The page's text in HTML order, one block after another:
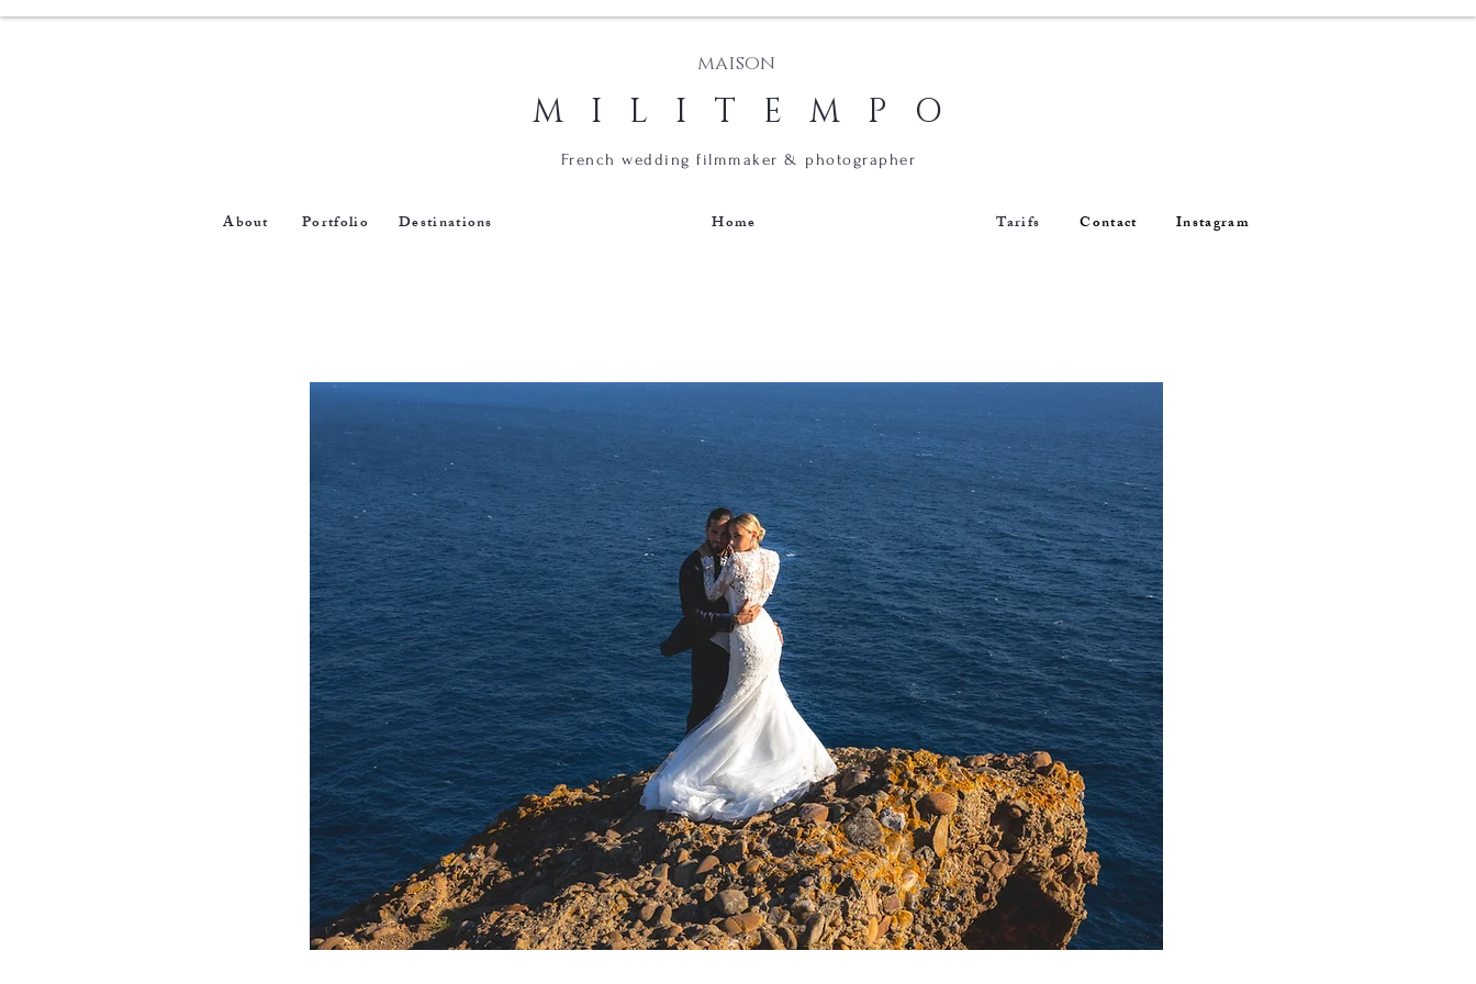
maison
M I L I T E M P O
French wedding filmmaker & photographer
About Portfolio Destinations Home Tarifs Contact Instagram